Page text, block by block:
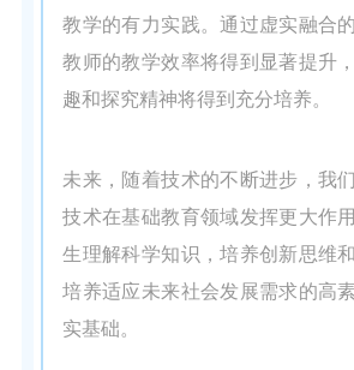
教学的有力实践。通过虚实融合
教师的教学效率将得到显著提升
趣和探究精神将得到充分培养。
未来，随着技术的不断进步，我
技术在基础教育领域发挥更大作
生理解科学知识，培养创新思维
培养适应未来社会发展需求的高
实基础。